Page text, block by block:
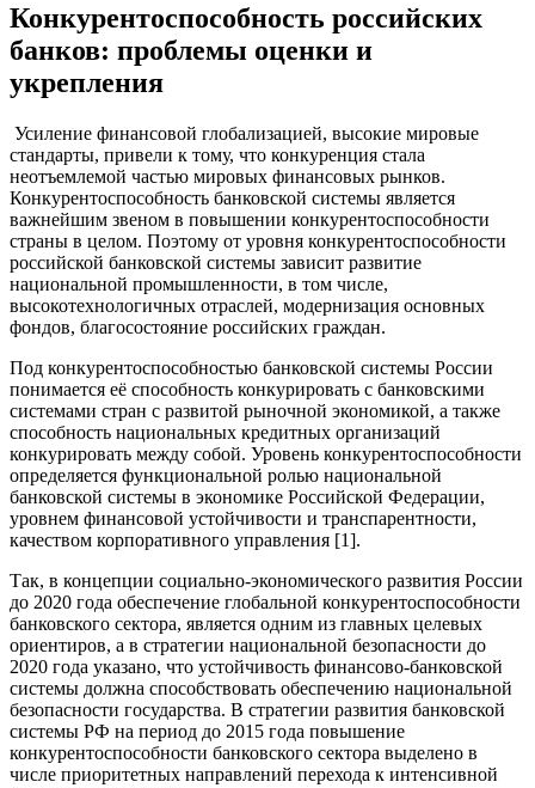
Конкурентоспособность российских
банков: проблемы оценки и
укрепления
Усиление финансовой глобализацией, высокие мировые
стандарты, привели к тому, что конкуренция стала
неотъемлемой частью мировых финансовых рынков.
Конкурентоспособность банковской системы является
важнейшим звеном в повышении конкурентоспособности
страны в целом. Поэтому от уровня конкурентоспособности
российской банковской системы зависит развитие
национальной промышленности, в том числе,
высокотехнологичных отраслей, модернизация основных
фондов, благосостояние российских граждан.
Под конкурентоспособностью банковской системы России
понимается её способность конкурировать с банковскими
системами стран с развитой рыночной экономикой, а также
способность национальных кредитных организаций
конкурировать между собой. Уровень конкурентоспособности
определяется функциональной ролью национальной
банковской системы в экономике Российской Федерации,
уровнем финансовой устойчивости и транспарентности,
качеством корпоративного управления [1].
Так, в концепции социально-экономического развития России
до 2020 года обеспечение глобальной конкурентоспособности
банковского сектора, является одним из главных целевых
ориентиров, а в стратегии национальной безопасности до
2020 года указано, что устойчивость финансово-банковской
системы должна способствовать обеспечению национальной
безопасности государства. В стратегии развития банковской
системы РФ на период до 2015 года повышение
конкурентоспособности банковского сектора выделено в
числе приоритетных направлений перехода к интенсивной